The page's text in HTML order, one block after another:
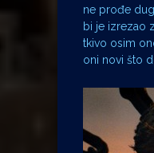
ne prođe
bi je izrezao
tkivo osim
oni novi što